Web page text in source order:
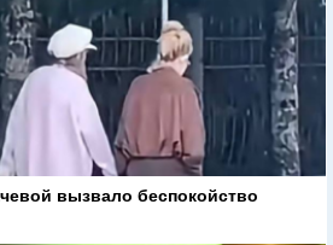
вызвало беспокойство